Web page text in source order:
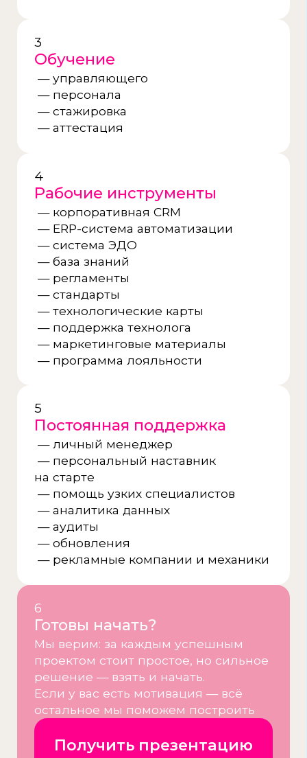
Посетите действующую кофейню и получите
ответы на все вопросы
Подписание договора
Формализуем партнёрство
и закрепим условия
Поиск и анализ локации
Подберём подходящее место с высоким
Дизайн-проект кофейни
Создадим интерьер в фирменном стиле
Ремонт и подготовка помещения
Проведём строительные работы
Обучение партнёра в офисе
Разберём бизнес-процессы и подготовим
к запуску
Подбор и обучение персонала
Поможем найти, обучить
Поставки продукции
и оборудования
Организуем логистику, технику и продукцию
Техническое и праздничное открытие
Запустим кофейню